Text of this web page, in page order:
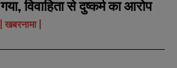
गया, विवाहिता से दुष्कर्म का आरोप
खबरनामा